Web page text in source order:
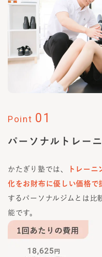
パーソナルトレー
Point 01
かたぎり塾では、
トレー
化をお財布に優しい価格で
するパーソナルジムとは比
能です。